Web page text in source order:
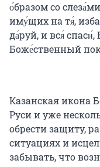
о́бразом со
иму́щих на тя́,
да́руй, и вся́
Боже́ственный
Казанская икона
Руси и уже
обрести защиту,
ситуациях и
забывать, что